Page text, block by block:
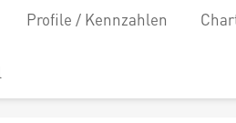
Profile / Kennzahlen